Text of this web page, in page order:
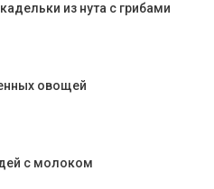
из нута с грибами
овощей
с молоком